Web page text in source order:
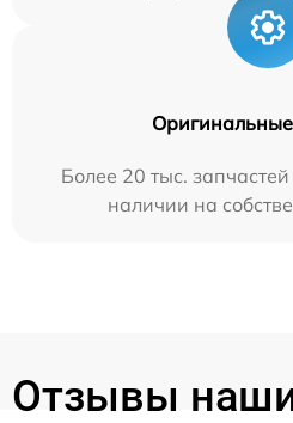
Более 20 тыс.
наличии на
Отзывы